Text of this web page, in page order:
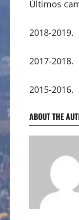
Últimos
2018-2019.
2017-2018.
2015-
ABOUT THE